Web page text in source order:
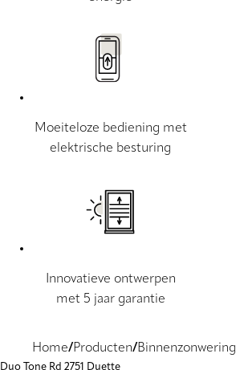
Moeiteloze bediening met
elektrische besturing
Innovatieve ontwerpen
met 5 jaar garantie
Home Producten Binnenzonwering
Duo Tone Rd 2751 Duette